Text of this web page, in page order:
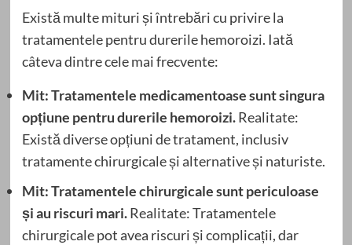
Există multe mituri și întrebări cu privire la
tratamentele pentru durerile hemoroizi. Iată
câteva dintre cele mai frecvente:
Mit: Tratamentele medicamentoase sunt singura
opțiune pentru durerile hemoroizi.Realitate:
Există diverse opțiuni de tratament, inclusiv
tratamente chirurgicale și alternative și naturiste.
Mit: Tratamentele chirurgicale sunt periculoase
și au riscuri mari.Realitate: Tratamentele
chirurgicale pot avea riscuri și complicații, dar